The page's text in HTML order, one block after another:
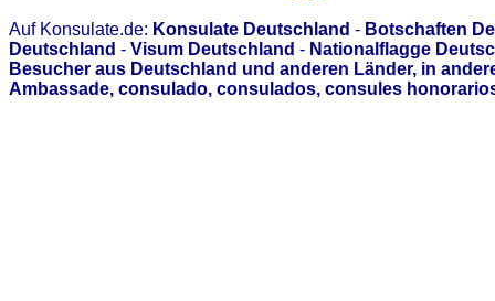
Auf Konsulate.de: Konsulate Deutschland - Botschaften
Deutschland - Visum Deutschland - Nationalflagge
Besucher aus Deutschland und anderen Länder, in
Ambassade, consulado, consulados, consules